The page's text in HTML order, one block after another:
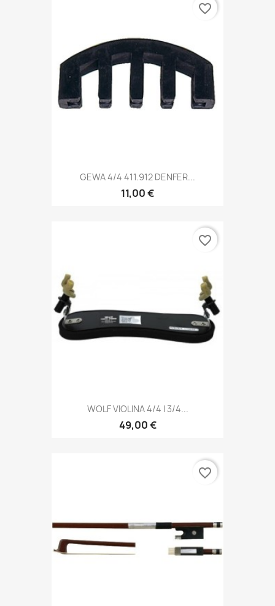
GEWA 4/4 411.912 DENFER...
11,00 €
favorite_border
WOLF VIOLINA 4/4 I 3/4...
49,00 €
favorite_border
favorite_border